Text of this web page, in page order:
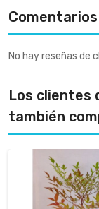
Comentarios
No hay reseñas de
Los clientes
también